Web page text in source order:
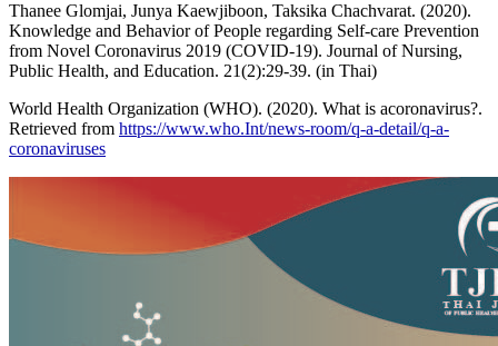
Thanee Glomjai, Junya Kaewjiboon, Taksika Chachvarat. (2020).
Knowledge and Behavior of People regarding Self-care Prevention
from Novel Coronavirus 2019 (COVID-19). Journal of Nursing,
Public Health, and Education. 21(2):29-39. (in Thai)
World Health Organization (WHO). (2020). What is acoronavirus?.
Retrieved from https://www.who.Int/news-room/q-a-detail/q-a-
coronaviruses